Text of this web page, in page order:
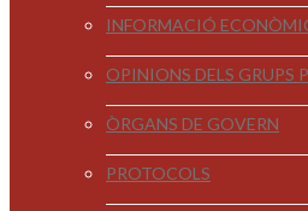
INFORMACIÓ
OPINIONS DELS GRUPS
ÒRGANS DE GOVERN
PROTOCOLS